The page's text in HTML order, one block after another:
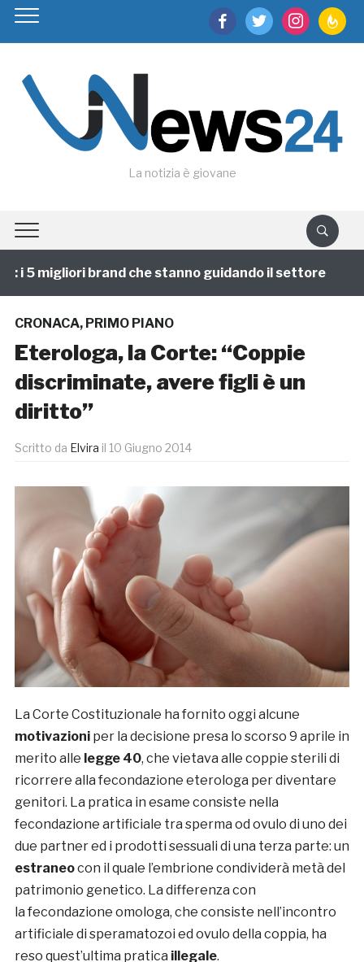
facebooktwitter instagram
La notizia è giovane
5 migliori brand che stanno guidando il settore
CRONACA, PRIMO PIANO
Eterologa, la Corte: “Coppie
discriminate, avere figli è un
diritto”
Scritto da Elvira il 10 Giugno 2014
La Corte Costituzionale ha fornito oggi alcune
motivazioniper la decisione presa lo scorso 9 aprile in
merito alle legge 40, che vietava alle coppie sterili di
ricorrere alla fecondazione eterologa per diventare
genitori. La pratica in esame consiste nella
fecondazione artificiale tra sperma od ovulo di uno dei
due partner ed i prodotti sessuali di una terza parte: un
estraneocon il quale l’embrione condividerà metà del
patrimonio genetico. La differenza con
la fecondazione omologa, che consiste nell’incontro
artificiale di speramatozoi ed ovulo della coppia, ha
reso quest’ultima pratica illegale.